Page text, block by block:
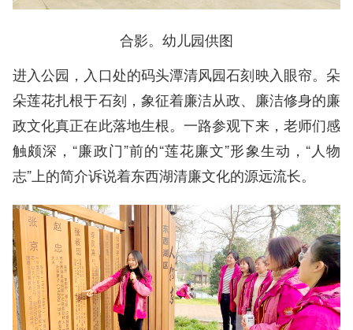
合影。幼儿园供图
进入公园，入口处的码头潭清风园石刻映入眼帘。朵
朵莲花扎根于石刻，象征着廉洁从政、廉洁修身的廉
政文化真正在此落地生根。一路参观下来，老师们感
触颇深，“廉政门”前的“莲花廉文”形象生动，“人物
志”上的简介诉说着东西湖清廉文化的源远流长。